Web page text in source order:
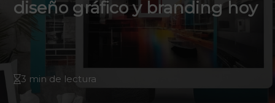
diseño gráfico y branding hoy
3 min de lectura